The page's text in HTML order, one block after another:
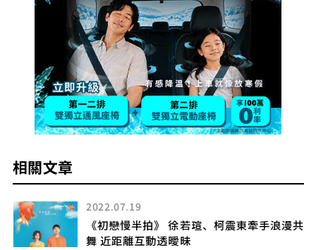
相關文章
2022.07.19
《初戀慢半拍》 徐若瑄、柯震東牽手浪漫共
舞 近距離互動透曖昧